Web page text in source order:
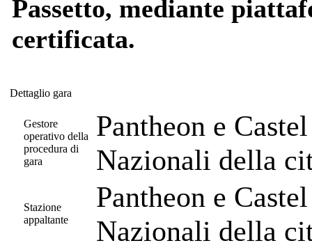
Passetto, mediante
certificata.
Dettaglio gara
Gestore
operativo della
procedura di
gara
Pantheon e
Nazionali della
Stazione
appaltante
Pantheon e
Nazionali della